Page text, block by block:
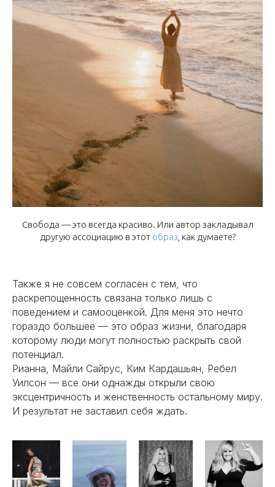
Свобода — это всегда красиво. Или автор закладывал
другую ассоциацию в этот образ , как думаете?
Также я не совсем согласен с тем, что
раскрепощенность связана только лишь с
поведением и самооценкой. Для меня это нечто
гораздо большее — это образ жизни, благодаря
которому люди могут полностью раскрыть свой
потенциал.
Рианна, Майли Сайрус, Ким Кардашьян, Ребел
Уилсон — все они однажды открыли свою
эксцентричность и женственность остальному миру.
И результат не заставил себя ждать.